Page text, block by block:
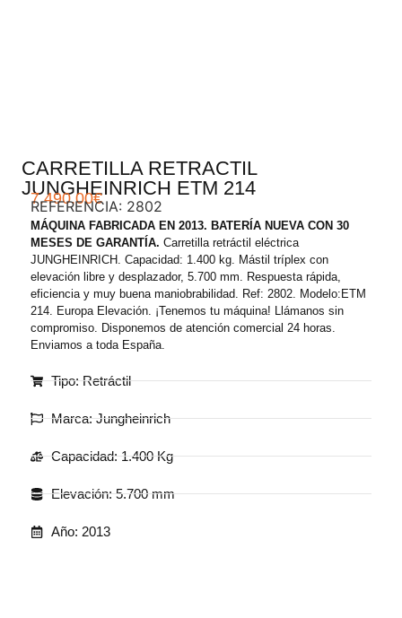
CARRETILLA RETRACTIL
JUNGHEINRICH ETM 214
7.490,00€
REFERENCIA: 2802
MÁQUINA FABRICADA EN 2013. BATERÍA NUEVA CON 30
MESES DE GARANTÍA. Carretilla retráctil eléctrica
JUNGHEINRICH. Capacidad: 1.400 kg. Mástil tríplex con
elevación libre y desplazador, 5.700 mm. Respuesta rápida,
eficiencia y muy buena maniobrabilidad. Ref: 2802. Modelo:ETM
214. Europa Elevación. ¡Tenemos tu máquina! Llámanos sin
compromiso. Disponemos de atención comercial 24 horas.
Enviamos a toda España.
Tipo: Retráctil
Marca: Jungheinrich
Capacidad: 1.400 Kg
Elevación: 5.700 mm
Año: 2013